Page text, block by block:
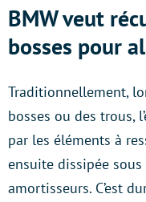
BMW veut
bosses pour
Traditionnellement,
bosses ou des trous,
par les éléments à
ensuite dissipée
amortisseurs. C’est